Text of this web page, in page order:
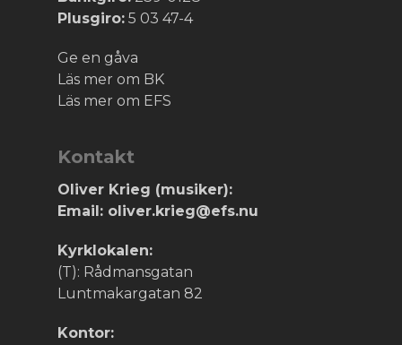
Plusgiro: 5 03 47-4
Ge en gåva
Läs mer om BK
Läs mer om EFS
Kontakt
Oliver Krieg (musiker):
Email: oliver.krieg@efs.nu
Kyrklokalen:
(T): Rådmansgatan
Luntmakargatan 82
Kontor: